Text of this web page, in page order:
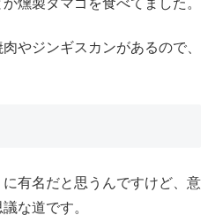
やジンギスカンがあるので、
有名だと思うんですけど、意
な道です。